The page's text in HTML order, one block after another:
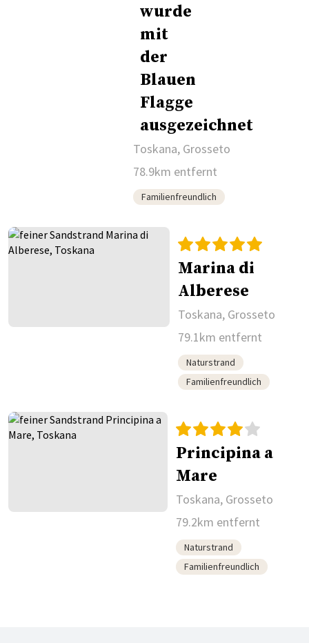
Toskana, Grosseto
78.9km entfernt
Familienfreundlich
Marina di
Alberese
Toskana, Grosseto
79.1km entfernt
Naturstrand
Familienfreundlich
Principina a
Mare
Toskana, Grosseto
79.2km entfernt
Naturstrand
Familienfreundlich